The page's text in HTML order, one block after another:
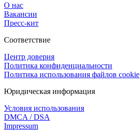
О нас
Вакансии
Пресс-кит
Соответствие
Центр доверия
Политика конфиденциальности
Политика использования файлов cookie
Юридическая информация
Условия использования
DMCA / DSA
Impressum